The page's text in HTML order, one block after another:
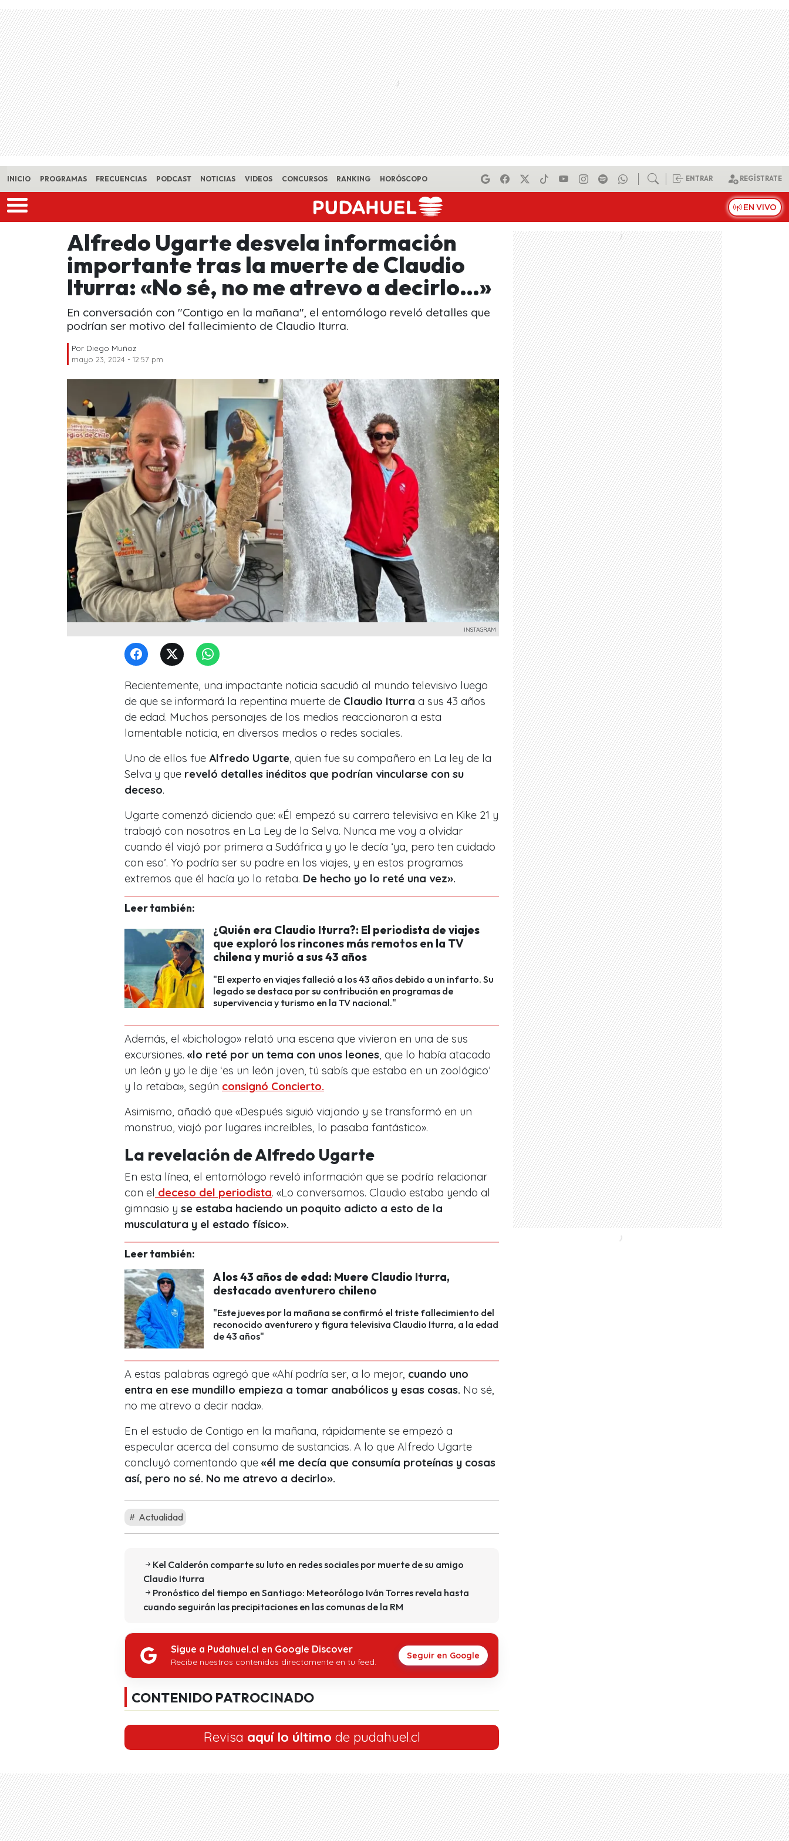
Skip to main content
INICIO PROGRAMAS FRECUENCIAS PODCAST NOTICIAS VIDEOS CONCURSOS RANKING HORÓSCOPO ENTRAR REGÍSTRATE
EN VIVO
Alfredo Ugarte desvela información
importante tras la muerte de Claudio
Iturra: «No sé, no me atrevo a decirlo…»
En conversación con "Contigo en la mañana", el entomólogo reveló detalles que
podrían ser motivo del fallecimiento de Claudio Iturra.
Por Diego Muñoz
mayo 23, 2024 - 12:57 pm
INSTAGRAM
Recientemente, una impactante noticia sacudió al mundo televisivo luego
de que se informará la repentina muerte de Claudio Iturra a sus 43 años
de edad. Muchos personajes de los medios reaccionaron a esta
lamentable noticia, en diversos medios o redes sociales.
Uno de ellos fue Alfredo Ugarte , quien fue su compañero en La ley de la
Selva y que reveló detalles inéditos que podrían vincularse con su
deceso.
Ugarte comenzó diciendo que: «Él empezó su carrera televisiva en Kike 21 y
trabajó con nosotros en La Ley de la Selva. Nunca me voy a olvidar
cuando él viajó por primera a Sudáfrica y yo le decía ‘ya, pero ten cuidado
con eso’. Yo podría ser su padre en los viajes, y en estos programas
extremos que él hacía yo lo retaba. De hecho yo lo reté una vez».
Leer también:
¿Quién era Claudio Iturra?: El periodista de viajes
que exploró los rincones más remotos en la TV
chilena y murió a sus 43 años
"El experto en viajes falleció a los 43 años debido a un infarto. Su
legado se destaca por su contribución en programas de
supervivencia y turismo en la TV nacional."
Además, el «bichologo» relató una escena que vivieron en una de sus
excursiones. «lo reté por un tema con unos leones , que lo había atacado
un león y yo le dije ‘es un león joven, tú sabís que estaba en un zoológico’
y lo retaba», según consignó Concierto.
Asimismo, añadió que «Después siguió viajando y se transformó en un
monstruo, viajó por lugares increíbles, lo pasaba fantástico».
La revelación de Alfredo Ugarte
En esta línea, el entomólogo reveló información que se podría relacionar
con el deceso del periodista. «Lo conversamos. Claudio estaba yendo al
gimnasio y se estaba haciendo un poquito adicto a esto de la
musculatura y el estado físico».
Leer también:
A los 43 años de edad: Muere Claudio Iturra,
destacado aventurero chileno
"Este jueves por la mañana se confirmó el triste fallecimiento del
reconocido aventurero y figura televisiva Claudio Iturra, a la edad
de 43 años"
A estas palabras agregó que «Ahí podría ser, a lo mejor, cuando uno
entra en ese mundillo empieza a tomar anabólicos y esas cosas. No sé,
no me atrevo a decir nada».
En el estudio de Contigo en la mañana, rápidamente se empezó a
especular acerca del consumo de sustancias. A lo que Alfredo Ugarte
concluyó comentando que «él me decía que consumía proteínas y cosas
así, pero no sé. No me atrevo a decirlo».
Actualidad
Kel Calderón comparte su luto en redes sociales por muerte de su amigo
Claudio Iturra
Pronóstico del tiempo en Santiago: Meteorólogo Iván Torres revela hasta
cuando seguirán las precipitaciones en las comunas de la RM
Sigue a Pudahuel.cl en Google Discover
Recibe nuestros contenidos directamente en tu feed.
Seguir en Google
CONTENIDO PATROCINADO
Revisa aquí lo último de pudahuel.cl